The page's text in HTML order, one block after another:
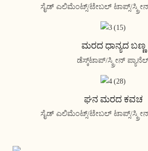
ಸೈಡ್ ಎಲಿಮೆಂಟ್ಸ್/ಟೇಬಲ್ ಟಾಪ್ಸ್/
ಮರದ ಧಾನ್ಯದ ಬಣ್ಣ
ಡೆಸ್ಕ್‌ಟಾಪ್/ಸ್ಕ್ರೀನ್
ಘನ ಮರದ ಕವಚ
ಸೈಡ್ ಎಲಿಮೆಂಟ್ಸ್/ಟೇಬಲ್ ಟಾಪ್ಸ್/